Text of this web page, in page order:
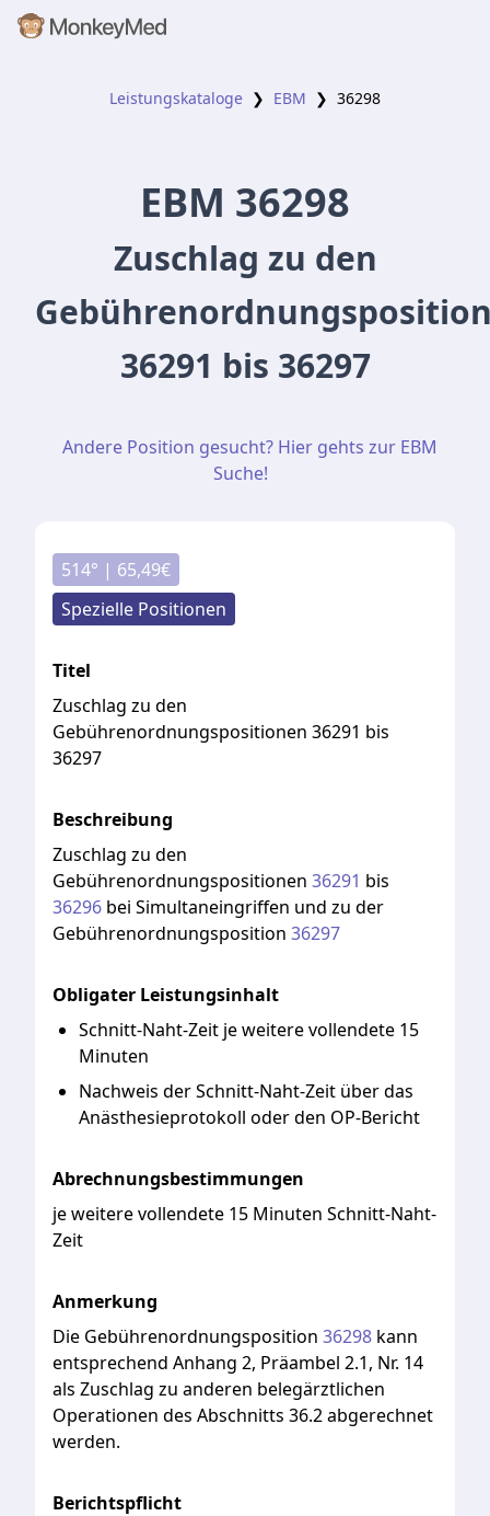
Leistungskataloge ❯ EBM ❯ 36298
EBM 36298
Zuschlag zu den
36291 bis 36297
Andere Position gesucht? Hier gehts zur EBM
Suche!
514° | 65,49€
Spezielle Positionen
Titel
Zuschlag zu den
Gebührenordnungspositionen 36291 bis
36297
Beschreibung
Zuschlag zu den
Gebührenordnungspositionen 36291 bis
36296 bei Simultaneingriffen und zu der
Gebührenordnungsposition 36297
Obligater Leistungsinhalt
Schnitt-Naht-Zeit je weitere vollendete 15
Minuten
Nachweis der Schnitt-Naht-Zeit über das
Anästhesieprotokoll oder den OP-Bericht
Abrechnungsbestimmungen
je weitere vollendete 15 Minuten Schnitt-Naht-
Zeit
Anmerkung
Die Gebührenordnungsposition 36298 kann
entsprechend Anhang 2, Präambel 2.1, Nr. 14
als Zuschlag zu anderen belegärztlichen
Operationen des Abschnitts 36.2abgerechnet
werden.
Berichtspflicht